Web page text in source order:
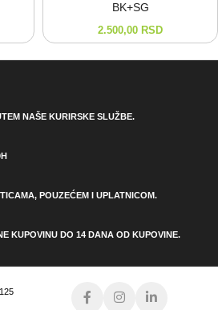
BK+SG
2.500,00 RSD
NAŠE KURIRSKE SLUŽBE.
POUZEĆEM I UPLATNICOM.
KUPOVINU DO 14 DANA OD KUPOVINE.